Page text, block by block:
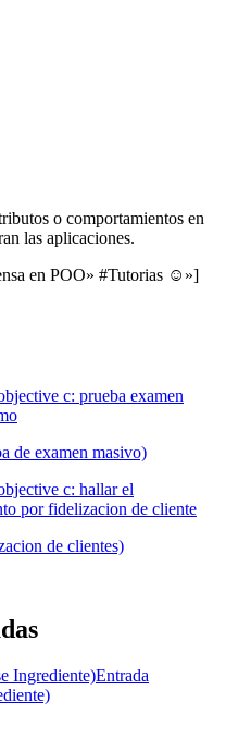
o comportamientos en
las aplicaciones.
en POO» #Tutorias ☺»]
de examen masivo)
de clientes)
Ingrediente)Entrada